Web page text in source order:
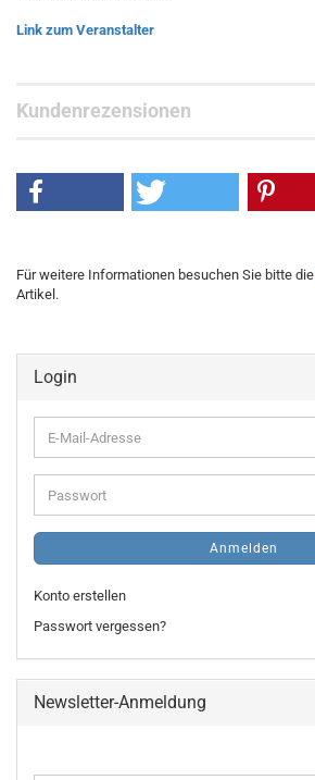
Link zum Veranstalter
Kundenrezensionen
Für weitere Informationen besuchen Sie bitte die
Artikel.
Login
E-
Mail-
Adresse
Passwort
Anmelden
Konto erstellen
Passwort vergessen?
Newsletter-Anmeldung